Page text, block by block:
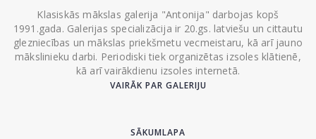
Klasiskās mākslas galerija "Antonija" darbojas kopš
1991.gada. Galerijas specializācija ir 20.gs. latviešu un cittautu
glezniecības un mākslas priekšmetu vecmeistaru, kā arī jauno
mākslinieku darbi. Periodiski tiek organizētas izsoles klātienē,
kā arī vairākdienu izsoles internetā.
VAIRĀK PAR GALERIJU
SĀKUMLAPA